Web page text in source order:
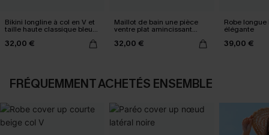
Bikini longline à col en V et
taille haute classique bleu
32,00 €
Maillot de bain une pièce
ventre plat amincissant
32,00 €
Robe
élégante
39,00 €
FRÉQUEMMENT ACHETÉS ENSEMBLE